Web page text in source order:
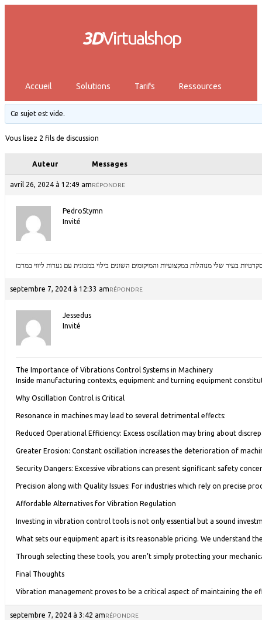
3DVirtualshop
Accueil Solutions Tarifs Ressources
Ce sujet est vide.
Vous lisez 2 fils de discussion
Auteur Messages
avril 26, 2024 à 12:49 amRÉPONDRE
PedroStymn
Invité
בעיר שלי מנוהלות במקצועיות והמיקומים השונים בילוי במכונית עם נערות ליווי במרכז
septembre 7, 2024 à 12:33 amRÉPONDRE
Jessedus
Invité
The Importance of Vibrations Control Systems in Machinery
Inside manufacturing contexts, equipment and turning equipment
Why Oscillation Control is Critical
Resonance in machines may lead to several detrimental effects:
Reduced Operational Efficiency: Excess oscillation may bring about
Greater Erosion: Constant oscillation increases the deterioration of
Security Dangers: Excessive vibrations can present significant safety
Precision along with Quality Issues: For industries which rely on precise
Affordable Alternatives for Vibration Regulation
Investing in vibration control tools is not only essential but a sound
What sets our equipment apart is its reasonable pricing. We understand
Through selecting these tools, you aren’t simply protecting your
Final Thoughts
Vibration management proves to be a critical aspect of maintaining the
septembre 7, 2024 à 3:42 amRÉPONDRE